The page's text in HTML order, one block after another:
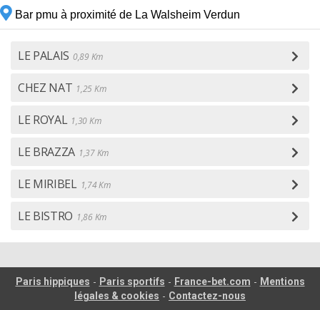
Bar pmu à proximité de La Walsheim Verdun
LE PALAIS 0,89 Km
CHEZ NAT 1,25 Km
LE ROYAL 1,30 Km
LE BRAZZA 1,37 Km
LE MIRIBEL 1,74 Km
LE BISTRO 1,86 Km
Paris hippiques - Paris sportifs - France-bet.com - Mentions
légales & cookies - Contactez-nous